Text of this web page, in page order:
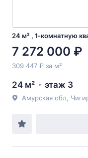
24 м² , 1-комнатную
7 272 000 ₽
309 447 ₽ за м²
24 м² этаж 3
Амурская обл,